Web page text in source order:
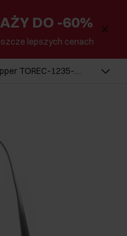
DO -60%
lepszych cenach
TOREC-1235-